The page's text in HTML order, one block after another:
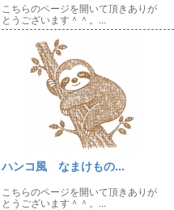
こちらのページを開いて頂きありが
とうございます＾＾。...
ハンコ風 なまけもの...
こちらのページを開いて頂きありが
とうございます＾＾。...